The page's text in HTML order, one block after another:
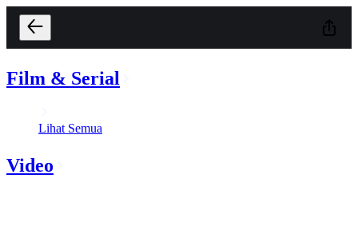
Film & Serial
Lihat Semua
Video